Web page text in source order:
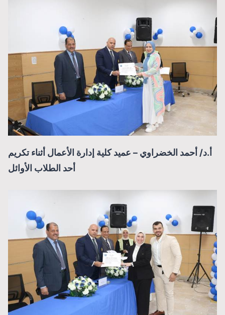
أ.د/ أحمد الخضراوي – عميد كلية إدارة الأعمال أثناء تكريم
أحد الطلاب الأوائل